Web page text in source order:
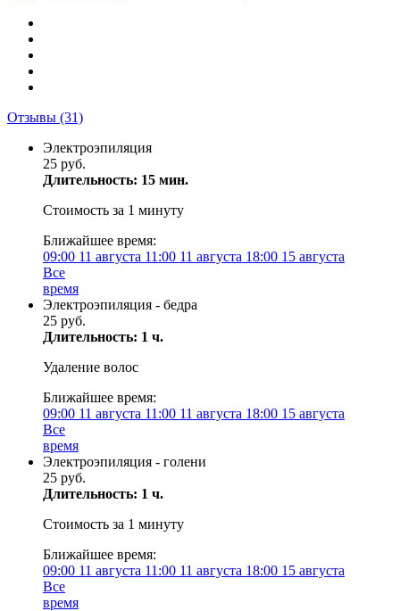
Отзывы (31)
Электроэпиляция
25 руб.
Длительность: 15 мин.
Стоимость за 1 минуту
Ближайшее время:
09:00 11 августа 11:00 11 августа 18:00 15 августа
Все
время
Электроэпиляция - бедра
25 руб.
Длительность: 1 ч.
Удаление волос
Ближайшее время:
09:00 11 августа 11:00 11 августа 18:00 15 августа
Все
время
Электроэпиляция - голени
25 руб.
Длительность: 1 ч.
Стоимость за 1 минуту
Ближайшее время:
09:00 11 августа 11:00 11 августа 18:00 15 августа
Все
время